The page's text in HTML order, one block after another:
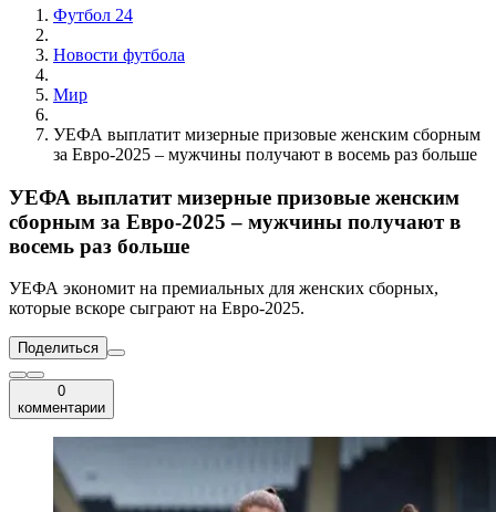
Футбол 24
Новости футбола
Мир
УЕФА выплатит мизерные призовые женским сборным
за Евро-2025 – мужчины получают в восемь раз больше
УЕФА выплатит мизерные призовые женским
сборным за Евро-2025 – мужчины получают в
восемь раз больше
УЕФА экономит на премиальных для женских сборных,
которые вскоре сыграют на Евро-2025.
Поделиться
0
комментарии